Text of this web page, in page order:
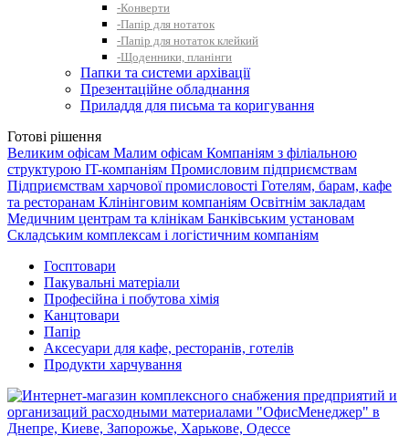
-Конверти
-Папір для нотаток
-Папір для нотаток клейкий
-Щоденники, планінги
Папки та системи архівації
Презентаційне обладнання
Приладдя для письма та коригування
Готові рішення
Великим офісам Малим офісам Компаніям з філіальною
структурою IT-компаніям Промисловим підприємствам
Підприємствам харчової промисловості Готелям, барам, кафе
та ресторанам Клінінговим компаніям Освітнім закладам
Медичним центрам та клінікам Банківським установам
Складським комплексам і логістичним компаніям
Госптовари
Пакувальні матеріали
Професійна і побутова хімія
Канцтовари
Папір
Аксесуари для кафе, ресторанів, готелів
Продукти харчування